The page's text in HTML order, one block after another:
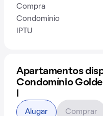
Compra
Condomínio
IPTU
Apartamentos
Condomínio
Alugar Comprar